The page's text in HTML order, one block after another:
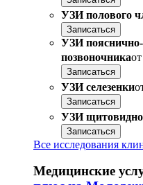
УЗИ полового
Записаться
УЗИ пояснично-
позвоночникаот
Записаться
УЗИ селезенки
Записаться
УЗИ
Записаться
Все исследования
Медицинские